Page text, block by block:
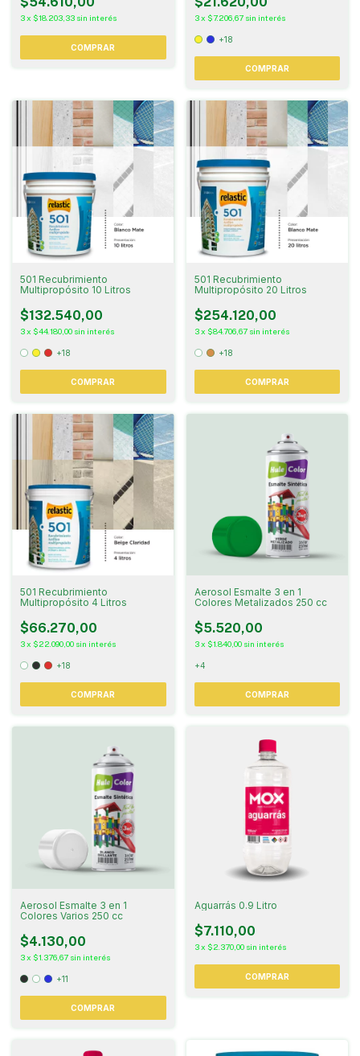
3x $18.203,33 sin interés
COMPRAR
3 x $7.206,67 sin interés
+18
COMPRAR
501 Recubrimiento
Multipropósito 10 Litros
$132.540,00
3x $44.180,00 sin interés
+18
COMPRAR
501 Recubrimiento
Multipropósito 20 Litros
$254.120,00
3 x $84.706,67 sin interés
+18
COMPRAR
501 Recubrimiento
Multipropósito 4 Litros
$66.270,00
3x $22.090,00 sin interés
+18
COMPRAR
Aerosol Esmalte 3 en 1
Colores Metalizados 250 cc
$5.520,00
3 x $1.840,00 sin interés
+4
COMPRAR
Aerosol Esmalte 3 en 1
Colores Varios 250 cc
$4.130,00
3x $1.376,67 sin interés
+11
COMPRAR
Aguarrás 0.9 Litro
$7.110,00
3 x $2.370,00 sin interés